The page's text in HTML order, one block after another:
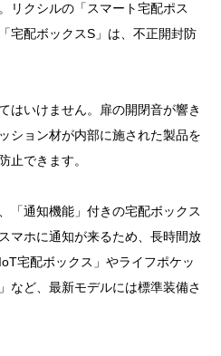
リクシルの「スマート宅配ポス
宅配ボックスS」は、不正開封防
はいけません。扉の開閉音が響き
ション材が内部に施された製品を
止できます。
「通知機能」付きの宅配ボックス
マホに通知が来るため、長時間放
宅配ボックス」やライフポケッ
など、最新モデルには標準装備さ